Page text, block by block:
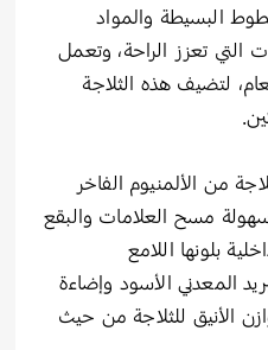
البسيطة والمواد
التي تعزز الراحة، وتعمل
لتضيف هذه الثلاجة
من الألمنيوم الفاخر
مسح العلامات والبقع
بلونها اللامع
المعدني الأسود وإضاءة
الأنيق للثلاجة من حيث